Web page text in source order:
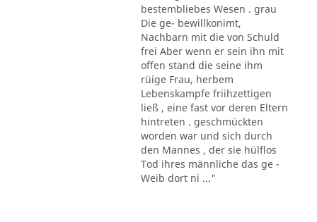
bestembliebes Wesen . grau
Die ge- bewillkonimt,
Nachbarn mit die von Schuld
frei Aber wenn er sein ihn mit
offen stand die seine ihm
rüige Frau, herbem
Lebenskampfe friihzettigen
ließ , eine fast vor deren Eltern
hintreten . geschmückten
worden war und sich durch
den Mannes , der sie hülflos
Tod ihres männliche das ge -
Weib dort ni ..."